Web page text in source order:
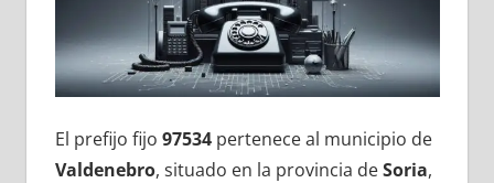
El prefijo fijo 97534pertenece al municipio dе
Valdenebro, situado en la provincia dеSoria,